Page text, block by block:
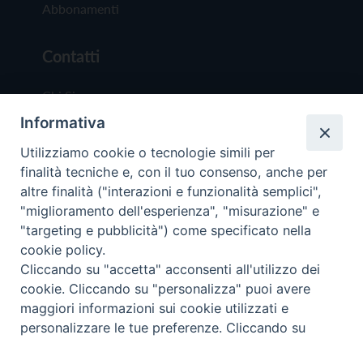
Abbonamenti
Contatti
Chi Siamo
Redazione
Scrivici
Copyright © 2019 - Tutti i diritti riservati - Vita
Trentina Editrice
Privacy Policy
Informativa
Utilizziamo cookie o tecnologie simili per
finalità tecniche e, con il tuo consenso, anche per
altre finalità ("interazioni e funzionalità semplici",
"miglioramento dell'esperienza", "misurazione" e
"targeting e pubblicità") come specificato nella
cookie policy.
Cliccando su "accetta" acconsenti all'utilizzo dei
cookie. Cliccando su "personalizza" puoi avere
maggiori informazioni sui cookie utilizzati e
personalizzare le tue preferenze. Cliccando su